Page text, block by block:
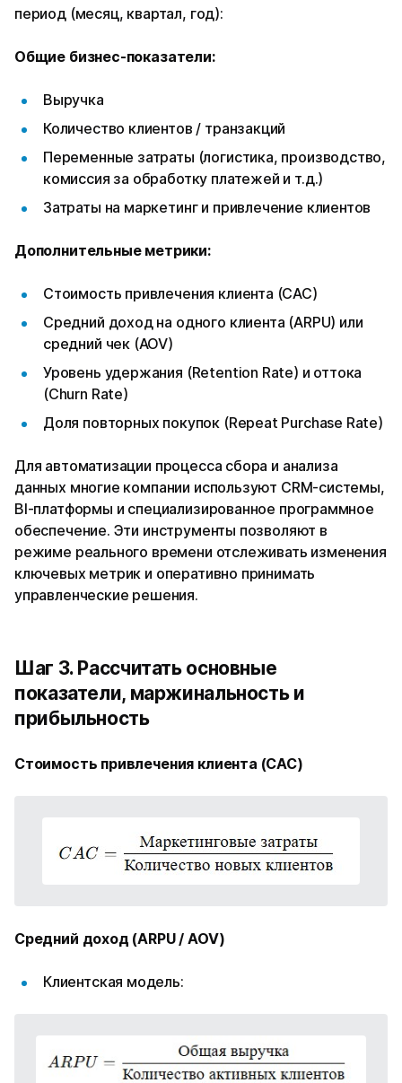
период (месяц, квартал, год):
Общие бизнес-показатели:
Выручка
Количество клиентов / транзакций
Переменные затраты (логистика, производство,
комиссия за обработку платежей и т.д.)
Затраты на маркетинг и привлечение клиентов
Дополнительные метрики:
Стоимость привлечения клиента (CAC)
Средний доход на одного клиента (ARPU) или
средний чек (AOV)
Уровень удержания (Retention Rate) и оттока
(Churn Rate)
Доля повторных покупок (Repeat Purchase Rate)
Для автоматизации процесса сбора и анализа
данных многие компании используют CRM-системы,
BI-платформы и специализированное программное
обеспечение. Эти инструменты позволяют в
режиме реального времени отслеживать изменения
ключевых метрик и оперативно принимать
управленческие решения.
Шаг 3. Рассчитать основные
показатели, маржинальность и
прибыльность
Стоимость привлечения клиента (CAC)
Средний доход (ARPU / AOV)
Клиентская модель: